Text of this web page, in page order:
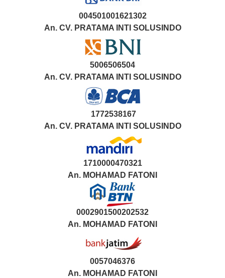
004501001621302
An. CV. PRATAMA INTI SOLUSINDO
5006506504
An. CV. PRATAMA INTI SOLUSINDO
1772538167
An. CV. PRATAMA INTI SOLUSINDO
1710000470321
An. MOHAMAD FATONI
0002901500202532
An. MOHAMAD FATONI
0057046376
An. MOHAMAD FATONI